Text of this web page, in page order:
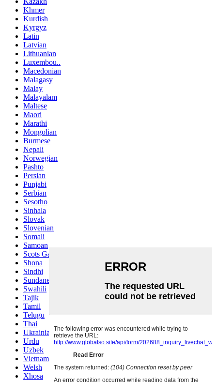
Khmer
Kurdish
Kyrgyz
Latin
Latvian
Lithuanian
Luxembou..
Macedonian
Malagasy
Malay
Malayalam
Maltese
Maori
Marathi
Mongolian
Burmese
Nepali
Norwegian
Pashto
Persian
Punjabi
Serbian
Sesotho
Sinhala
Slovak
Slovenian
Somali
Samoan
Scots Gaelic
Shona
Sindhi
Sundanese
Swahili
Tajik
Tamil
Telugu
Thai
Ukrainian
Urdu
Uzbek
Vietnamese
Welsh
Xhosa